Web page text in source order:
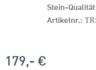
Stein-
Artikelnr.:
179,- €